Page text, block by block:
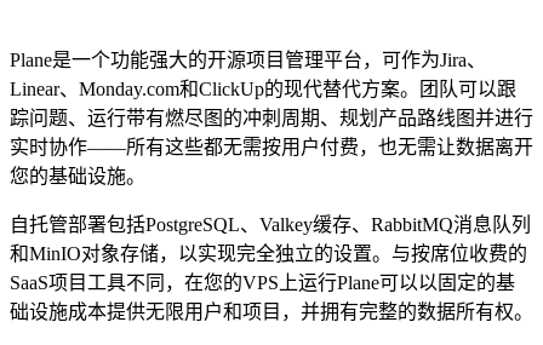
Plane是一个功能强大的开源项目管理平台，可作为Jira、
Linear、Monday.com和ClickUp的现代替代方案。团队可以跟
踪问题、运行带有燃尽图的冲刺周期、规划产品路线图并进行
实时协作——所有这些都无需按用户付费，也无需让数据离开
您的基础设施。
自托管部署包括PostgreSQL、Valkey缓存、RabbitMQ消息队列
和MinIO对象存储，以实现完全独立的设置。与按席位收费的
SaaS项目工具不同，在您的VPS上运行Plane可以以固定的基
础设施成本提供无限用户和项目，并拥有完整的数据所有权。